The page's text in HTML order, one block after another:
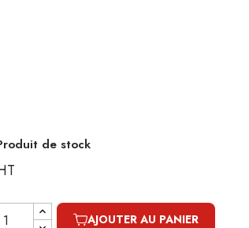
de stock
AJOUTER AU PANIER